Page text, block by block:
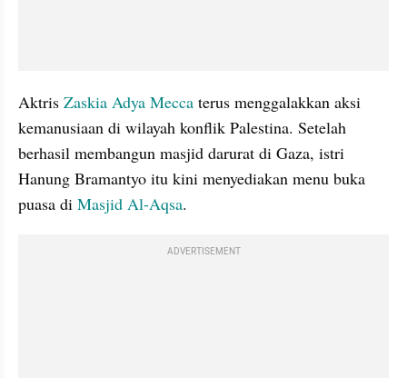
Aktris Zaskia Adya Mecca terus menggalakkan aksi
kemanusiaan di wilayah konflik Palestina. Setelah
berhasil membangun masjid darurat di Gaza, istri
Hanung Bramantyo itu kini menyediakan menu buka
puasa di Masjid Al-Aqsa.
ADVERTISEMENT